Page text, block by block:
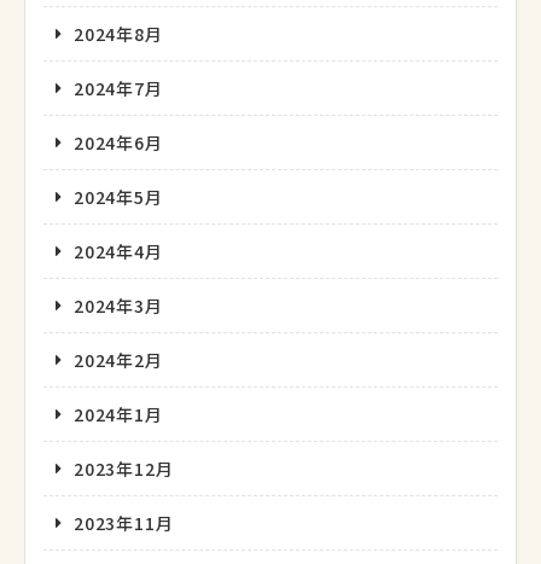
2024年8月
2024年7月
2024年6月
2024年5月
2024年4月
2024年3月
2024年2月
2024年1月
2023年12月
2023年11月